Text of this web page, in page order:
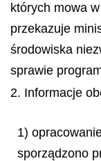
których mowa
przekazuje
środowiska
sprawie
2. Informacje
1)
sporządzono